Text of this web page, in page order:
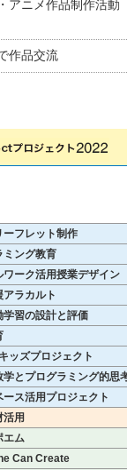
アニメ作品制作活動
作品交流
ーフレット制作
ミング教育
ワーク活用授業デザイン
アラカルト
学習の設計と評価
ッズプロジェクト
学とプログラミング的思
ース活用プロジェクト
活用
エム
Can Create